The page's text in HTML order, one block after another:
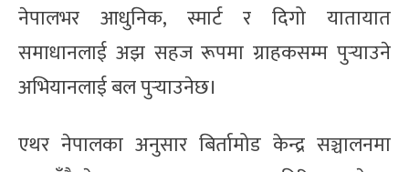
नेपालभर आधुनिक, स्मार्ट र दिगो यातायात
समाधानलाई अझ सहज रूपमा ग्राहकसम्म पुर्‍याउने
अभियानलाई बल पुर्‍याउनेछ।
एथर नेपालका अनुसार बिर्तामोड केन्द्र सञ्चालनमा